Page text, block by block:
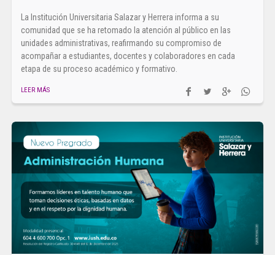
La Institución Universitaria Salazar y Herrera informa a su
comunidad que se ha retomado la atención al público en las
unidades administrativas, reafirmando su compromiso de
acompañar a estudiantes, docentes y colaboradores en cada
etapa de su proceso académico y formativo.
LEER MÁS